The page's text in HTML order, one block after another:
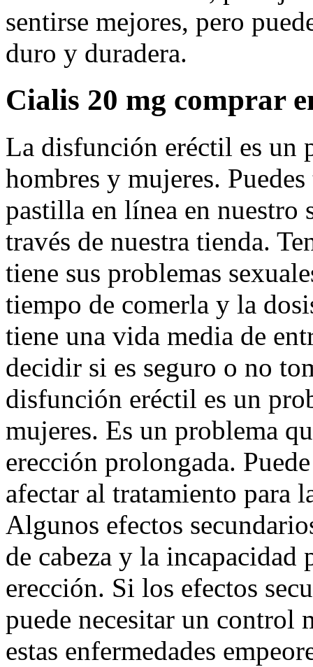
sentirse mejores, pero
duro y duradera.
Cialis 20 mg comprar
La disfunción eréctil es un
hombres y mujeres.
pastilla en línea en nuestro
través de nuestra tienda.
tiene sus problemas
tiempo de comerla y la
tiene una vida media de
decidir si es seguro o no
disfunción eréctil es un
mujeres. Es un problema
erección prolongada.
afectar al tratamiento para
Algunos efectos
de cabeza y la incapacidad
erección. Si los efectos
puede necesitar un control
estas enfermedades